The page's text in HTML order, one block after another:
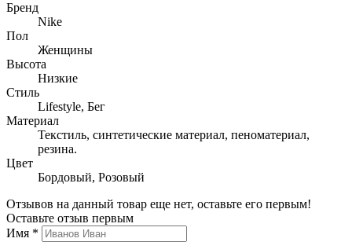
Бренд
Nike
Пол
Женщины
Высота
Низкие
Стиль
Lifestyle, Бег
Материал
Текстиль, синтетические материал, пеноматериал,
резина.
Цвет
Бордовый, Розовый
Отзывов на данный товар еще нет, оставьте его первым!
Оставьте отзыв первым
Имя *